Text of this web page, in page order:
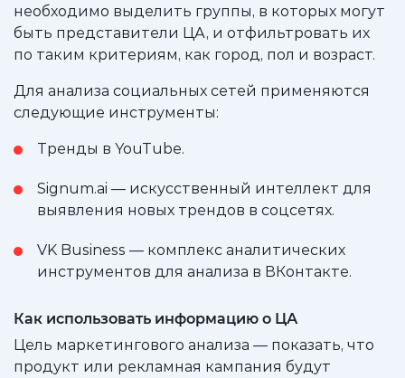
необходимо выделить группы, в которых могут
быть представители ЦА, и отфильтровать их
по таким критериям, как город, пол и возраст.
Для анализа социальных сетей применяются
следующие инструменты:
Тренды в YouTube.
Signum.ai — искусственный интеллект для
выявления новых трендов в соцсетях.
VK Business — комплекс аналитических
инструментов для анализа в ВКонтакте.
Как использовать информацию о ЦА
Цель маркетингового анализа — показать, что
продукт или рекламная кампания будут